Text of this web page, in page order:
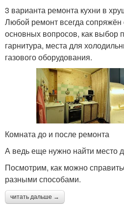
3 варианта ремонта кухни в
Любой ремонт всегда
основных вопросов, как выбор
гарнитура, места для
газового оборудования.
Комната до и после ремонта
А ведь еще нужно найти место
Посмотрим, как можно
разными способами.
читать дальше →